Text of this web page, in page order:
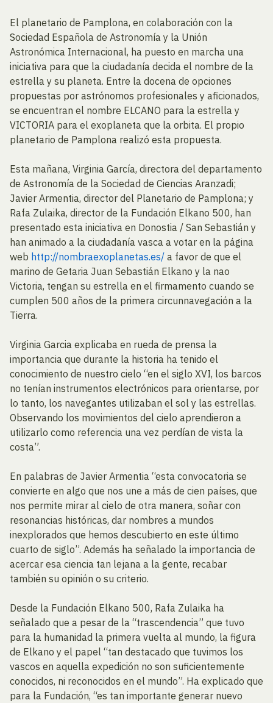
El planetario de Pamplona, en colaboración con la
Sociedad Española de Astronomía y la Unión
Astronómica Internacional, ha puesto en marcha una
iniciativa para que la ciudadanía decida el nombre de la
estrella y su planeta. Entre la docena de opciones
propuestas por astrónomos profesionales y aficionados,
se encuentran el nombre ELCANO para la estrella y
VICTORIA para el exoplaneta que la orbita. El propio
planetario de Pamplona realizó esta propuesta.
Esta mañana, Virginia García, directora del departamento
de Astronomía de la Sociedad de Ciencias Aranzadi;
Javier Armentia, director del Planetario de Pamplona; y
Rafa Zulaika, director de la Fundación Elkano 500, han
presentado esta iniciativa en Donostia / San Sebastián y
han animado a la ciudadanía vasca a votar en la página
web http://nombraexoplanetas.es/ a favor de que el
marino de Getaria Juan Sebastián Elkano y la nao
Victoria, tengan su estrella en el firmamento cuando se
cumplen 500 años de la primera circunnavegación a la
Tierra.
Virginia Garcia explicaba en rueda de prensa la
importancia que durante la historia ha tenido el
conocimiento de nuestro cielo “en el siglo XVI, los barcos
no tenían instrumentos electrónicos para orientarse, por
lo tanto, los navegantes utilizaban el sol y las estrellas.
Observando los movimientos del cielo aprendieron a
utilizarlo como referencia una vez perdían de vista la
costa”.
En palabras de Javier Armentia “esta convocatoria se
convierte en algo que nos une a más de cien países, que
nos permite mirar al cielo de otra manera, soñar con
resonancias históricas, dar nombres a mundos
inexplorados que hemos descubierto en este último
cuarto de siglo”. Además ha señalado la importancia de
acercar esa ciencia tan lejana a la gente, recabar
también su opinión o su criterio.
Desde la Fundación Elkano 500, Rafa Zulaika ha
señalado que a pesar de la “trascendencia” que tuvo
para la humanidad la primera vuelta al mundo, la figura
de Elkano y el papel “tan destacado que tuvimos los
vascos en aquella expedición no son suficientemente
conocidos, ni reconocidos en el mundo”. Ha explicado que
para la Fundación, “es tan importante generar nuevo